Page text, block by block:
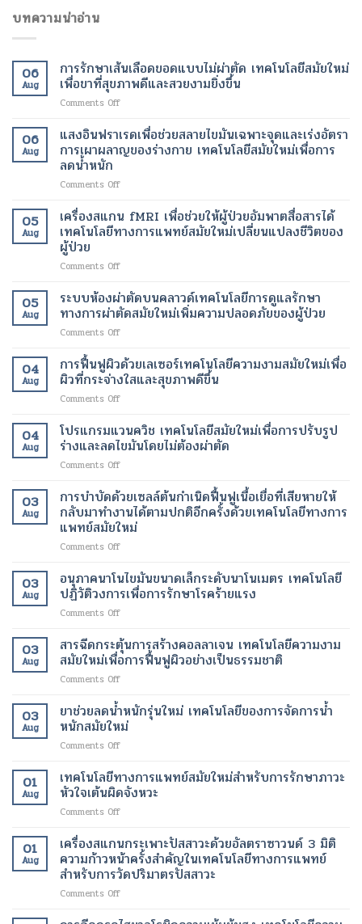
บทความน่าอ่าน
06
Aug
การรักษาเส้นเลือดขอดแบบไม่ผ่าตัด เทคโนโลยีสมัยใหม่
เพื่อขาที่สุขภาพดีและสวยงามยิ่งขึ้น
Comments Offon
รักษา
เส้นเลือด
ขอด
ไม่
เทคโนโลยี
สมัย
ใหม่
ขา
สุขภาพ
ดี
และ
ขึ้น
06
Aug
แสงอินฟราเรดเพื่อช่วยสลายไขมันเฉพาะจุดและเร่งอัตรา
การเผาผลาญของร่างกาย เทคโนโลยีสมัยใหม่เพื่อการ
ลดน้ำหนัก
Comments Offon
อินฟราเรด
เพื่อ
ช่วย
ไข
เฉพาะ
จุด
และ
เร่ง
การ
เผา
เทคโนโลยี
สมัย
ใหม่
ลด
น้ำ
หนัก
05
Aug
เครื่องสแกน fMRI เพื่อช่วยให้ผู้ป่วยอัมพาตสื่อสารได้
เทคโนโลยีทางการแพทย์สมัยใหม่เปลี่ยนแปลงชีวิตของ
ผู้ป่วย
Comments Offon
สแกน
fMRI
เพื่อ
ช่วย
ผู้
ป่วย
เทคโนโลยี
ทางการ
เปลี่ยนแปลง
ชีวิต
ของ
ผู้
05
Aug
ระบบห้องผ่าตัดบนคลาวด์เทคโนโลยีการดูแลรักษา
ทางการผ่าตัดสมัยใหม่เพิ่มความปลอดภัยของผู้ป่วย
Comments Offon
ห้อง
ผ่าตัด
บน
คลา
เทคโนโลยี
การ
ผ่าตัด
สมัย
ใหม่
ของ
ผู้
ป่วย
04
Aug
การฟื้นฟูผิวด้วยเลเซอร์เทคโนโลยีความงามสมัยใหม่เพื่อ
ผิวที่กระจ่างใสและสุขภาพดีขึ้น
Comments Offon
ฟื้นฟู
ผิว
ด้วย
เลเซอร์
ความ
งาม
สมัย
ใหม่
เพื่อ
ที่
กระจ่าง
ดี
ขึ้น
04
Aug
โปรแกรมแวนควิช เทคโนโลยีสมัยใหม่เพื่อการปรับรูป
ร่างและลดไขมันโดยไม่ต้องผ่าตัด
Comments Offon
แก
รม
แวน
ควิช
เทคโนโลยี
ใหม่
เพื่อ
การ
ปรับ
ร่าง
และ
โดย
ไม่
ต้อง
03
Aug
การบำบัดด้วยเซลล์ต้นกำเนิดฟื้นฟูเนื้อเยื่อที่เสียหายให้
กลับมาทำงานได้ตามปกติอีกครั้งด้วยเทคโนโลยีทางการ
แพทย์สมัยใหม่
Comments Offon
บำบัด
ด้วย
เซลล์
ต้น
ฟื้นฟู
เนื้อเยื่อ
ให้
กลับ
ตาม
ปกติ
อีก
เทคโนโลยี
ทางการ
แพทย์
สมัย
03
Aug
อนุภาคนาโนไขมันขนาดเล็กระดับนาโนเมตร เทคโนโลยี
ปฏิวัติวงการเพื่อการรักษาโรคร้ายแรง
Comments Offon
นาโน
ไข
มัน
ขนาด
ระดับ
นาโน
วงการ
เพื่อ
ร้าย
แรง
03
Aug
สารฉีดกระตุ้นการสร้างคอลลาเจน เทคโนโลยีความงาม
สมัยใหม่เพื่อการฟื้นฟูผิวอย่างเป็นธรรมชาติ
Comments Offon
ฉีด
กระตุ้น
การ
สร้าง
ล
ลา
งาม
สมัย
ใหม่
03
Aug
ยาช่วยลดน้ำหนักรุ่นใหม่ เทคโนโลยีของการจัดการน้ำ
หนักสมัยใหม่
Comments Offon
ช่วย
ลด
น้ำ
หนัก
ใหม่
เทคโนโลยี
ของ
การ
จัดการ
01
Aug
เทคโนโลยีทางการแพทย์สมัยใหม่สำหรับการรักษาภาวะ
หัวใจเต้นผิดจังหวะ
Comments Offon
ทางการ
แพทย์
สมัย
ใหม่
สำหรับ
รักษา
01
Aug
เครื่องสแกนกระเพาะปัสสาวะด้วยอัลตราซาวนด์ 3 มิติ
ความก้าวหน้าครั้งสำคัญในเทคโนโลยีทางการแพทย์
สำหรับการวัดปริมาตรปัสสาวะ
Comments Offon
สแกน